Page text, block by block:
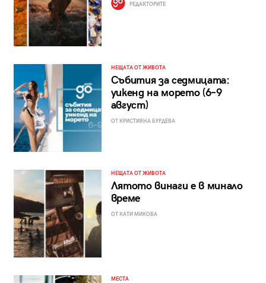
РЕДАКТОРИТЕ
НЕЩАТА ОТ ЖИВОТА
Събития за седмицата:
уикенд на морето (6–9
август)
ОТ КРИСТИЯНА БУРДЕВА
НЕЩАТА ОТ ЖИВОТА
Лятото винаги е в минало
време
ОТ КАТИ МИКОВА
МЕСТА